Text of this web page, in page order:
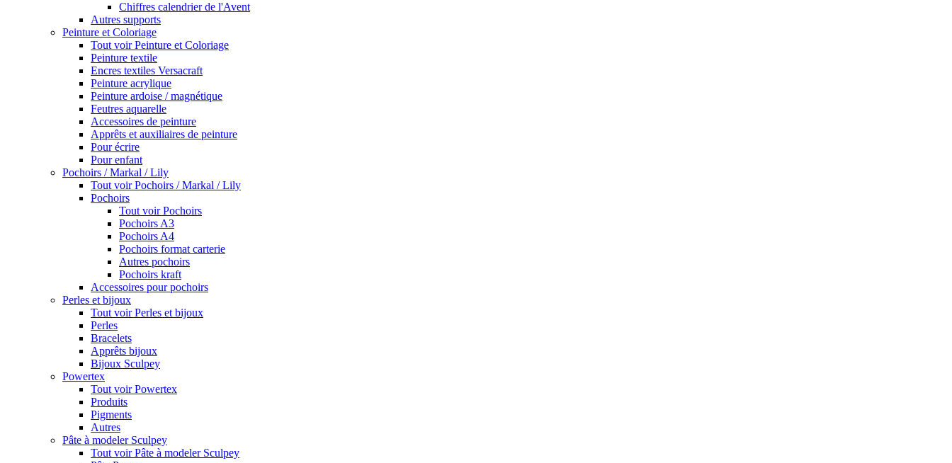
Chiffres calendrier de l'Avent
Autres supports
Peinture et Coloriage
Tout voir Peinture et Coloriage
Peinture textile
Encres textiles Versacraft
Peinture acrylique
Peinture ardoise / magnétique
Feutres aquarelle
Accessoires de peinture
Apprêts et auxiliaires de peinture
Pour écrire
Pour enfant
Pochoirs / Markal / Lily
Tout voir Pochoirs / Markal / Lily
Pochoirs
Tout voir Pochoirs
Pochoirs A3
Pochoirs A4
Pochoirs format carterie
Autres pochoirs
Pochoirs kraft
Accessoires pour pochoirs
Perles et bijoux
Tout voir Perles et bijoux
Perles
Bracelets
Apprêts bijoux
Bijoux Sculpey
Powertex
Tout voir Powertex
Produits
Pigments
Autres
Pâte à modeler Sculpey
Tout voir Pâte à modeler Sculpey